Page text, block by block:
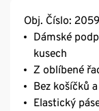
Obj. Číslo:
Dámské
kusech
Z oblíbené
Bez košíčků
Elastický